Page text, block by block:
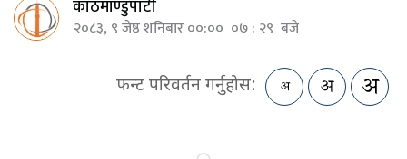
काठमाण्डुपाटी
२०८३, ९ जेष्ठ शनिबार ००:०० ०७ : २९ बजे
फन्ट परिवर्तन गर्नुहोस: